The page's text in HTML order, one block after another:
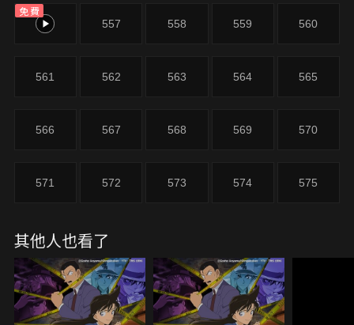
免費
556 557 558 559 560
561 562 563 564 565
566 567 568 569 570
571 572 573 574 575
其他人也看了